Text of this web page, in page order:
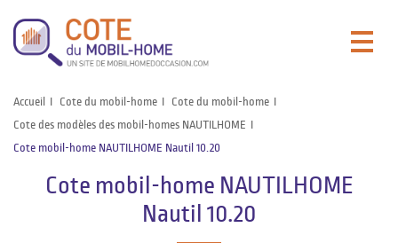
Accueil Cote du mobil-home
Cote du mobil-home
Cote des modèles des mobil-homes NAUTILHOME
Cote mobil-home NAUTILHOME Nautil 10.20
Cote mobil-home NAUTILHOME
Nautil 10.20